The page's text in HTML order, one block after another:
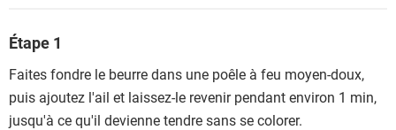
Étape 1
Faites fondre le beurre dans une poêle à feu moyen-doux,
puis ajoutez l'ail et laissez-le revenir pendant environ 1 min,
jusqu'à ce qu'il devienne tendre sans se colorer.